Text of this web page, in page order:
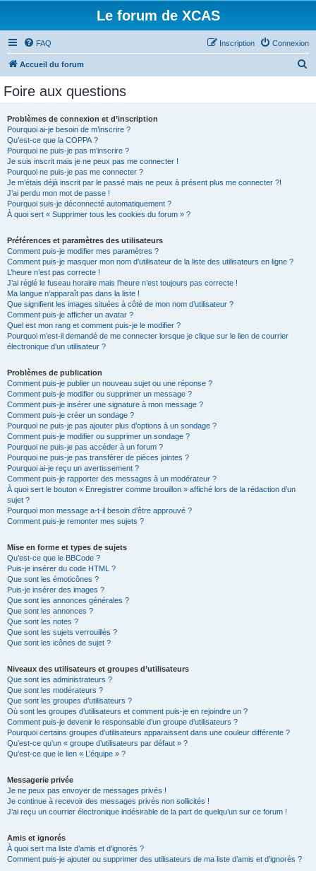
Le forum de XCAS
FAQ Connexion
Inscription
Accueil du forum
Foire aux questions
Problèmes de connexion et d’inscription
Pourquoi ai-je besoin de m’inscrire ?
Qu’est-ce que la COPPA ?
Pourquoi ne puis-je pas m’inscrire ?
Je suis inscrit mais je ne peux pas me connecter !
Pourquoi ne puis-je pas me connecter ?
Je m’étais déjà inscrit par le passé mais ne peux à présent plus me connecter ?!
J’ai perdu mon mot de passe !
Pourquoi suis-je déconnecté automatiquement ?
À quoi sert « Supprimer tous les cookies du forum » ?
Préférences et paramètres des utilisateurs
Comment puis-je modifier mes paramètres ?
Comment puis-je masquer mon nom d’utilisateur de la liste des utilisateurs en ligne ?
L’heure n’est pas correcte !
J’ai réglé le fuseau horaire mais l’heure n’est toujours pas correcte !
Ma langue n’apparaît pas dans la liste !
Que signifient les images situées à côté de mon nom d’utilisateur ?
Comment puis-je afficher un avatar ?
Quel est mon rang et comment puis-je le modifier ?
Pourquoi m’est-il demandé de me connecter lorsque je clique sur le lien de courrier
électronique d’un utilisateur ?
Problèmes de publication
Comment puis-je publier un nouveau sujet ou une réponse ?
Comment puis-je modifier ou supprimer un message ?
Comment puis-je insérer une signature à mon message ?
Comment puis-je créer un sondage ?
Pourquoi ne puis-je pas ajouter plus d’options à un sondage ?
Comment puis-je modifier ou supprimer un sondage ?
Pourquoi ne puis-je pas accéder à un forum ?
Pourquoi ne puis-je pas transférer de pièces jointes ?
Pourquoi ai-je reçu un avertissement ?
Comment puis-je rapporter des messages à un modérateur ?
À quoi sert le bouton « Enregistrer comme brouillon » affiché lors de la rédaction d’un
sujet ?
Pourquoi mon message a-t-il besoin d’être approuvé ?
Comment puis-je remonter mes sujets ?
Mise en forme et types de sujets
Qu’est-ce que le BBCode ?
Puis-je insérer du code HTML ?
Que sont les émoticônes ?
Puis-je insérer des images ?
Que sont les annonces générales ?
Que sont les annonces ?
Que sont les notes ?
Que sont les sujets verrouillés ?
Que sont les icônes de sujet ?
Niveaux des utilisateurs et groupes d’utilisateurs
Que sont les administrateurs ?
Que sont les modérateurs ?
Que sont les groupes d’utilisateurs ?
Où sont les groupes d’utilisateurs et comment puis-je en rejoindre un ?
Comment puis-je devenir le responsable d’un groupe d’utilisateurs ?
Pourquoi certains groupes d’utilisateurs apparaissent dans une couleur différente ?
Qu’est-ce qu’un « groupe d’utilisateurs par défaut » ?
Qu’est-ce que le lien « L’équipe » ?
Messagerie privée
Je ne peux pas envoyer de messages privés !
Je continue à recevoir des messages privés non sollicités !
J’ai reçu un courrier électronique indésirable de la part de quelqu’un sur ce forum !
Amis et ignorés
À quoi sert ma liste d’amis et d’ignorés ?
Comment puis-je ajouter ou supprimer des utilisateurs de ma liste d’amis et d’ignorés ?